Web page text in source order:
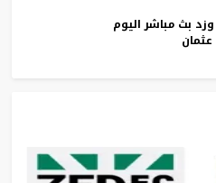
وزد بث مباشر اليوم
عثمان